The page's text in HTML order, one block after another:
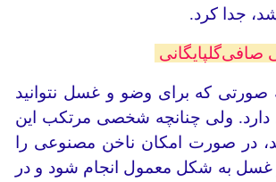
جدا کرد.
صافی‌گلپایگانی
صورتی که برای وضو و غسل نتوانید
دارد. ولی چنانچه شخصی مرتکب این
در صورت امکان ناخن مصنوعی را
غسل به شکل معمول انجام شود و در